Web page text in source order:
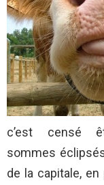
c’est censé
sommes
de la capitale,